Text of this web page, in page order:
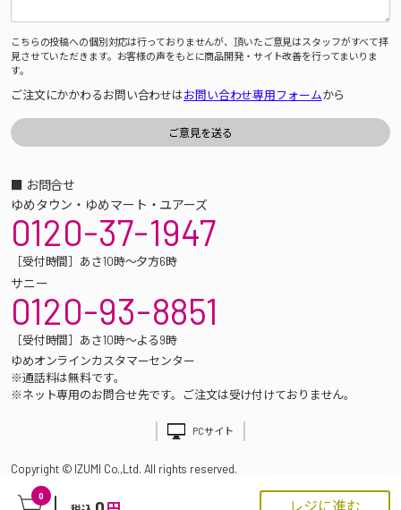
0
レジに進む
こちらの投稿への個別対応は行っておりませんが、頂いたご意見はスタッフがすべて拝
見させていただきます。お客様の声をもとに商品開発・サイト改善を行ってまいりま
す。
ご注文にかかわるお問い合わせはお問い合わせ専用フォームから
■ お問合せ
ゆめタウン・ゆめマート・ユアーズ
0120-37-1947
［受付時間］あさ10時～夕方6時
サニー
0120-93-8851
［受付時間］あさ10時～よる9時
ゆめオンラインカスタマーセンター
※通話料は無料です。
※ネット専用のお問合せ先です。ご注文は受け付けておりません。
PCサイト
Copyright © IZUMI Co.,Ltd. All rights reserved.